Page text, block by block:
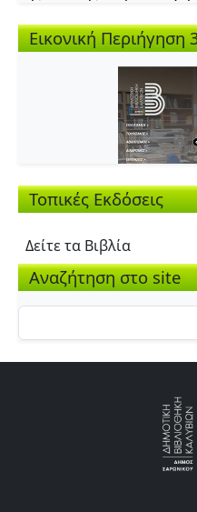
Εικονική Περιήγηση
Τοπικές Εκδόσεις
Δείτε τα Βιβλία
Αναζήτηση στο site
Αναζήτηση